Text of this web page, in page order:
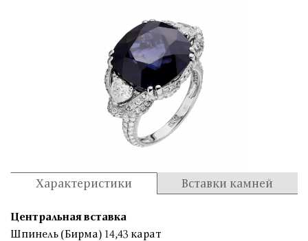
Характеристики Вставки камней
Центральная вставка
Шпинель (Бирма) 14,43 карат